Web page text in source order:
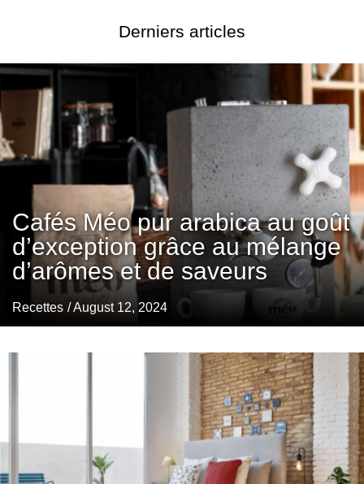
Derniers articles
Cafés Méo pur arabica au goût
d’exception grâce au mélange
d’arômes et de saveurs
Recettes / August 12, 2024